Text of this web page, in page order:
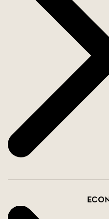
impresionante altura.
encontrarás una
completo y otra
servir como dormitorio.
otro salón espacioso,
baño completo.
La residencia
la clasificación de la
da la oportunidad de
construcción para una
más cercanos de la
sensación rústica y
en la calle encontrará